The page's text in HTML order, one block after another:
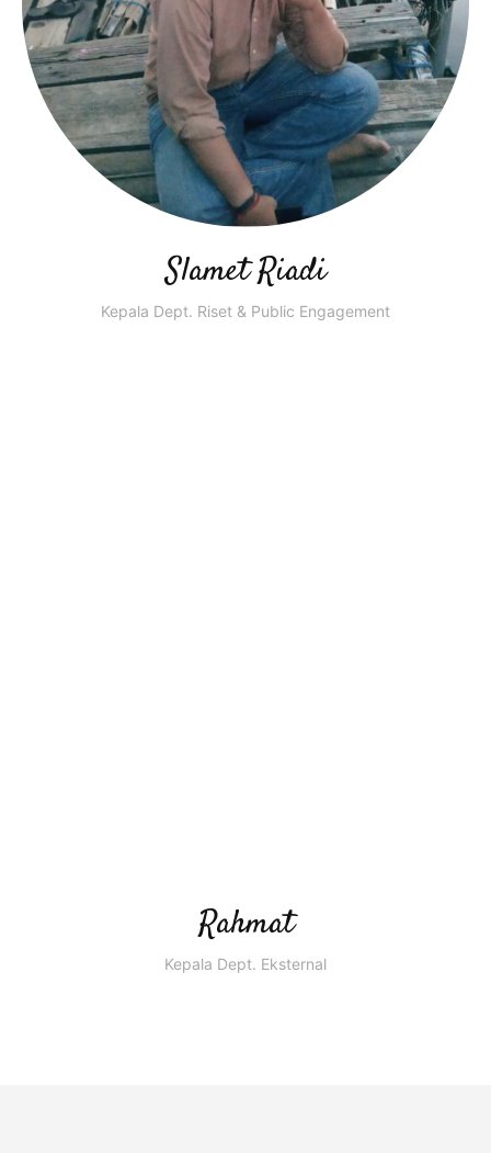
Slamet Riadi
Kepala Dept. Riset & Public Engagement
Rahmat
Kepala Dept. Eksternal